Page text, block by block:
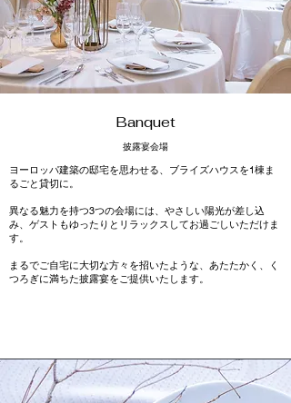
​Banquet
​披露宴会場
ヨーロッパ建築の邸宅を思わせる、ブライズハウスを1棟ま
るごと貸切に。
異なる魅力を持つ3つの会場には、やさしい陽光が差し込
み、ゲストもゆったりとリラックスしてお過ごしいただけま
す。
まるでご自宅に大切な方々を招いたような、あたたかく、く
つろぎに満ちた披露宴をご提供いたします。